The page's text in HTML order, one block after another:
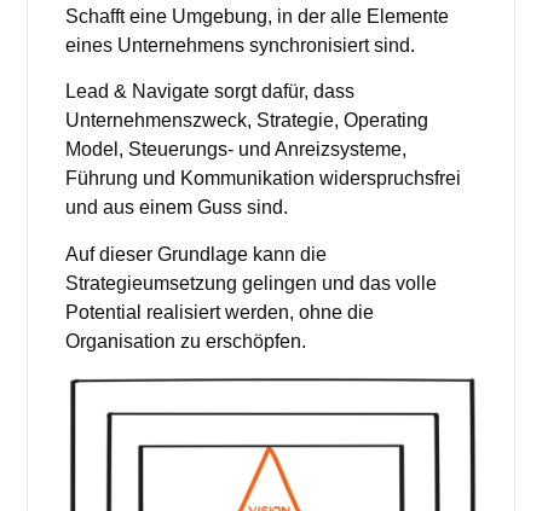
Schafft eine Umgebung, in der alle Elemente
eines Unternehmens synchronisiert sind.
Lead & Navigate sorgt dafür, dass
Unternehmenszweck, Strategie, Operating
Model, Steuerungs- und Anreizsysteme,
Führung und Kommunikation widerspruchsfrei
und aus einem Guss sind.
Auf dieser Grundlage kann die
Strategieumsetzung gelingen und das volle
Potential realisiert werden, ohne die
Organisation zu erschöpfen.